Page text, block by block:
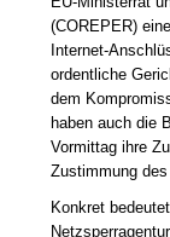
(COREPER)
Internet-
ordentliche
dem
haben auch die
Vormittag ihre
Zustimmung
Konkret